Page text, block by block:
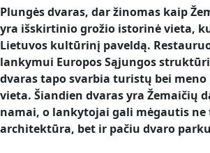
Plungės dvaras, dar žinomas kaip
yra išskirtinio grožio istorinė vieta,
Lietuvos kultūrinį paveldą.
lankymui Europos Sąjungos
dvaras tapo svarbia turistų bei
vieta. Šiandien dvaras yra Žemaičių
namai, o lankytojai gali mėgautis
architektūra, bet ir pačiu dvaro